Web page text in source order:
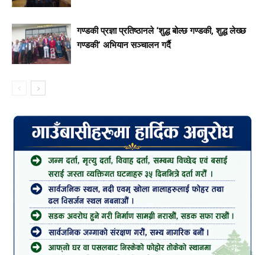
गण्डकी प्रज्ञा प्रतिष्ठानले ‘शुद्ध बोल्छ गण्डकी, शुद्ध लेख्छ
गण्डकी’ अभियान सञ्चालन गर्दै